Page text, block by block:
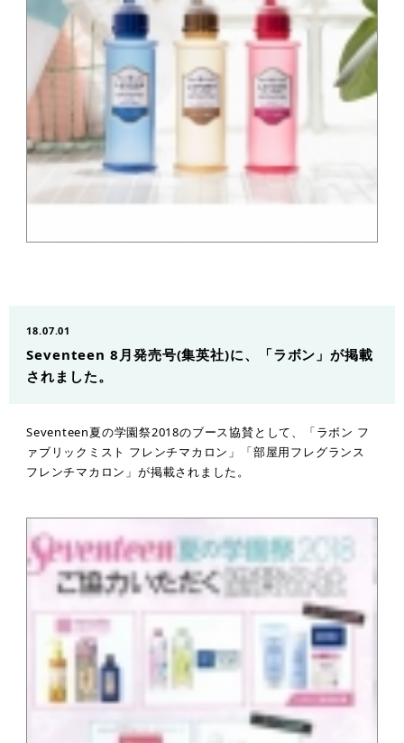
18.07.01
Seventeen 8月発売号(集英社)に、「ラボン」が掲載
されました。
Seventeen夏の学園祭2018のブース協賛として、「ラボン フ
ァブリックミスト フレンチマカロン」「部屋用フレグランス
フレンチマカロン」が掲載されました。